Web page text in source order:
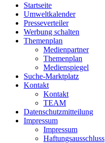
Startseite
Umweltkalender
Presseverteiler
Werbung schalten
Themenplan
Medienpartner
Themenplan
Medienspiegel
Suche-Marktplatz
Kontakt
Kontakt
TEAM
Datenschutzmitteilung
Impressum
Impressum
Haftungsausschluss